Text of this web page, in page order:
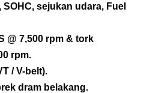
sejukan udara, Fuel
@ 7,500 rpm & tork
rpm.
/ V-belt).
dram belakang.